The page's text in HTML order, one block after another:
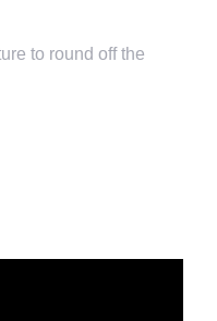
to round off the